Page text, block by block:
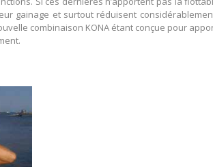
gainage et surtout réduisent
combinaison KONA étant conçue pour